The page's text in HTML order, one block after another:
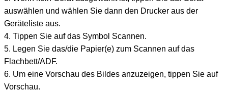
auswählen und wählen Sie dann den Drucker aus der
Geräteliste aus.
4. Tippen Sie auf das Symbol Scannen.
5. Legen Sie das/die Papier(e) zum Scannen auf das
Flachbett/ADF.
6. Um eine Vorschau des Bildes anzuzeigen, tippen Sie auf
Vorschau.